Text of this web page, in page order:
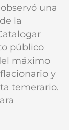
una
la
público
máximo
y
temerario.